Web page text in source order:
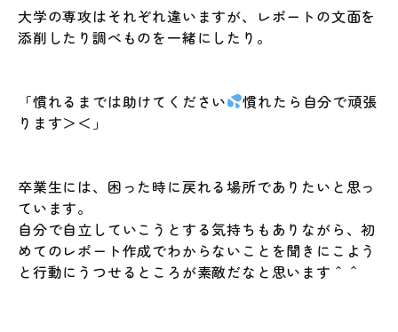
大学の専攻はそれぞれ違いますが、レポートの文面を
添削したり調べものを一緒にしたり。
「慣れるまでは助けてください
慣れたら自分で頑張
ります＞＜」
卒業生には、困った時に戻れる場所でありたいと思っ
ています。
自分で自立していこうとする気持ちもありながら、初
めてのレポート作成でわからないことを聞きにこよう
と行動にうつせるところが素敵だなと思います＾＾